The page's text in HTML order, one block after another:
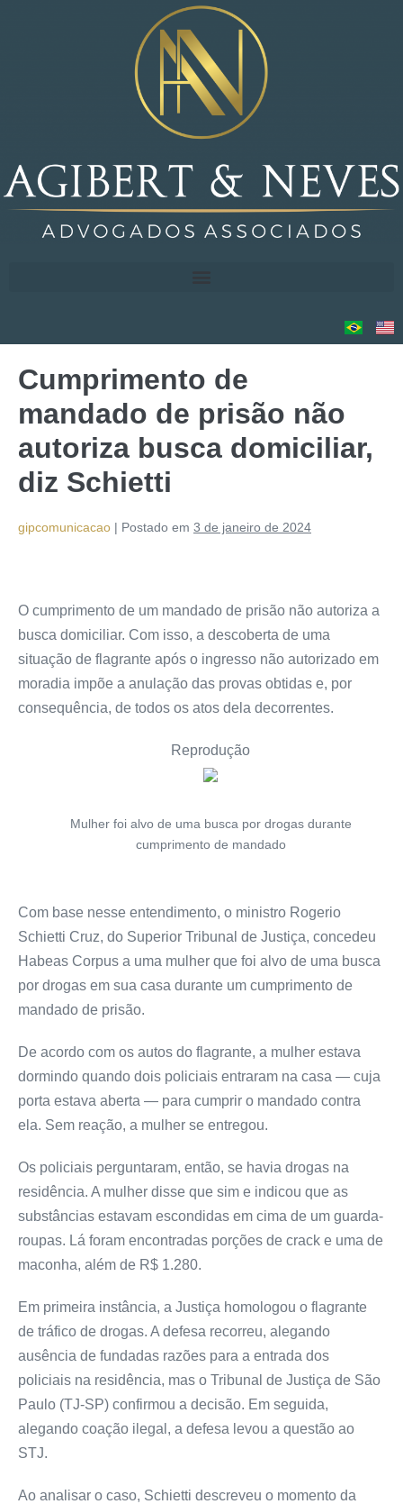
Cumprimento de
mandado de prisão não
autoriza busca domiciliar,
diz Schietti
gipcomunicacao | Postado em 3 de janeiro de 2024
O cumprimento de um mandado de prisão não autoriza a
busca domiciliar. Com isso, a descoberta de uma
situação de flagrante após o ingresso não autorizado em
moradia impõe a anulação das provas obtidas e, por
consequência, de todos os atos dela decorrentes.
Reprodução
Mulher foi alvo de uma busca por drogas durante
cumprimento de mandado
Com base nesse entendimento, o ministro Rogerio
Schietti Cruz, do Superior Tribunal de Justiça, concedeu
Habeas Corpus a uma mulher que foi alvo de uma busca
por drogas em sua casa durante um cumprimento de
mandado de prisão.
De acordo com os autos do flagrante, a mulher estava
dormindo quando dois policiais entraram na casa — cuja
porta estava aberta — para cumprir o mandado contra
ela. Sem reação, a mulher se entregou.
Os policiais perguntaram, então, se havia drogas na
residência. A mulher disse que sim e indicou que as
substâncias estavam escondidas em cima de um guarda-
roupas. Lá foram encontradas porções de crack e uma de
maconha, além de R$ 1.280.
Em primeira instância, a Justiça homologou o flagrante
de tráfico de drogas. A defesa recorreu, alegando
ausência de fundadas razões para a entrada dos
policiais na residência, mas o Tribunal de Justiça de São
Paulo (TJ-SP) confirmou a decisão. Em seguida,
alegando coação ilegal, a defesa levou a questão ao
STJ.
Ao analisar o caso, Schietti descreveu o momento da